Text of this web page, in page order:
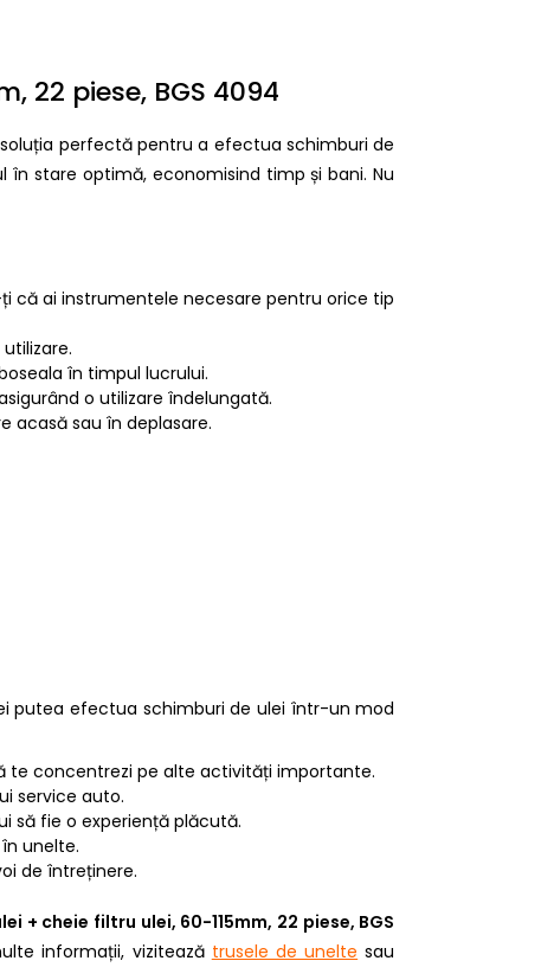
22 piese, BGS 4094
perfectă pentru a efectua schimburi de
stare optimă, economisind timp și bani. Nu
că ai instrumentele necesare pentru orice tip
în timpul lucrului.
o utilizare îndelungată.
acasă sau în deplasare.
putea efectua schimburi de ulei într-un mod
te concentrezi pe alte activități importante.
service auto.
să fie o experiență plăcută.
unelte.
de întreținere.
+ cheie filtru ulei, 60-115mm, 22 piese, BGS
informații, vizitează trusele de unelte sau